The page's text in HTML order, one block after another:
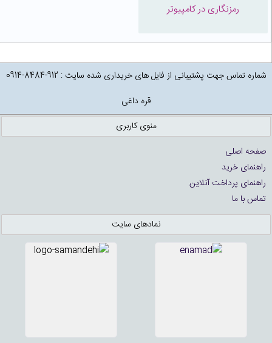
رمزنگاری در کامپیوتر
شماره تماس جهت پشتیبانی از فایل های خریداری شده سایت : 912-8484-0914
قره داغی
منوی کاربری
صفحه اصلی
راهنمای خرید
راهنمای پرداخت آنلاین
تماس با ما
نمادهای سایت